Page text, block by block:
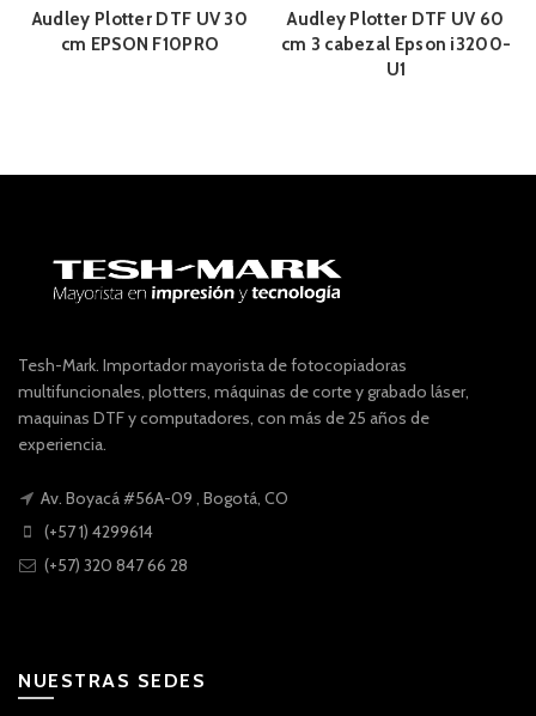
Audley Plotter DTF UV 30
cm EPSON F10PRO
Audley Plotter DTF UV 60
cm 3 cabezal Epson i3200-
U1
Tesh-Mark. Importador mayorista de fotocopiadoras
multifuncionales, plotters, máquinas de corte y grabado láser,
maquinas DTF y computadores, con más de 25 años de
experiencia.
Av. Boyacá #56A-09 , Bogotá, CO
(+57 1) 4299614
(+57) 320 847 66 28
NUESTRAS SEDES